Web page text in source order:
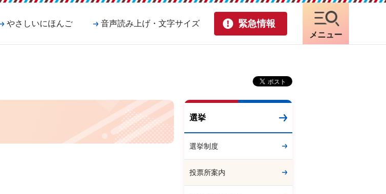
やさしいにほんご 音声読み上げ・文字サイズ 緊急情報
メニュー
選挙
選挙制度
投票所案内